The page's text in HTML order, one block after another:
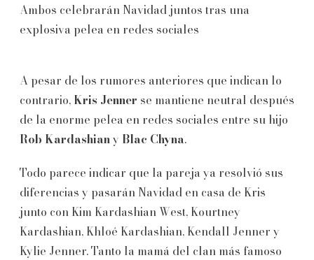
Ambos celebrarán Navidad juntos tras una
explosiva pelea en redes sociales
A pesar de los rumores anteriores que indican lo
contrario, Kris Jenner se mantiene neutral después
de la enorme pelea en redes sociales entre su hijo
Rob Kardashiany Blac Chyna.
Todo parece indicar que la pareja ya resolvió sus
diferencias y pasarán Navidad en casa de Kris
junto con Kim Kardashian West, Kourtney
Kardashian, Khloé Kardashian, Kendall Jenner y
Kylie Jenner. Tanto la mamá del clan más famoso